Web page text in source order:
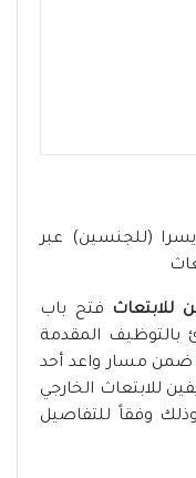
(للجنسين) عبر
للابتعاث
فتح باب
بالتوظيف المقدمة
مسار واعد أحد
للابتعاث الخارجي
وفقاً للتفاصيل